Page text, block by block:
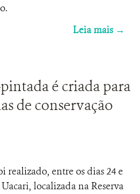
Leia mais →
é criada para
de conservação
realizado, entre os dias 24 e
localizada na Reserva